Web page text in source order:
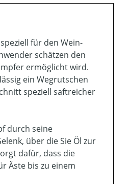
für den Wein-
schätzen den
ermöglicht wird.
ein Wegrutschen
speziell saftreicher
durch seine
über die Sie Öl zur
dafür, dass die
Äste bis zu einem